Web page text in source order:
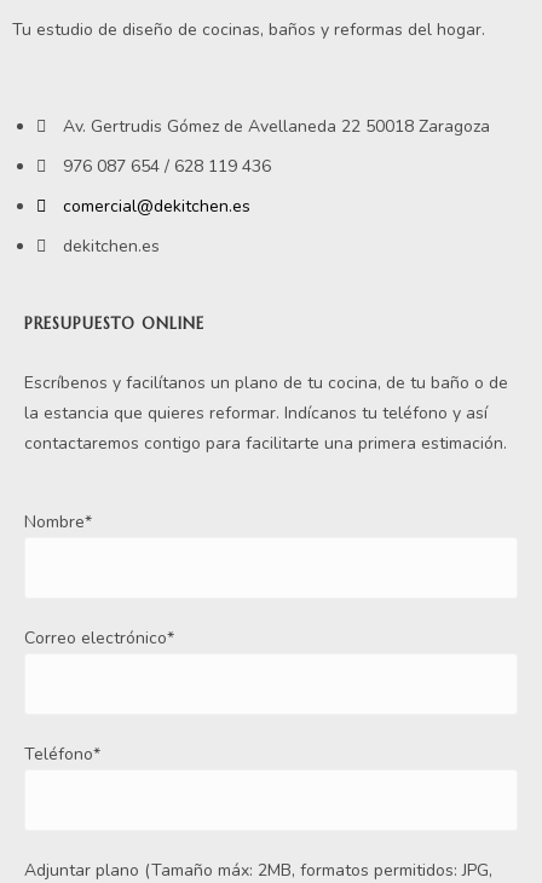
Tu estudio de diseño de cocinas, baños y reformas del hogar.
Av. Gertrudis Gómez de Avellaneda 22 50018 Zaragoza
976 087 654 / 628 119 436
comercial@dekitchen.es
dekitchen.es
PRESUPUESTO ONLINE
Escríbenos y facilítanos un plano de tu cocina, de tu baño o de
la estancia que quieres reformar. Indícanos tu teléfono y así
contactaremos contigo para facilitarte una primera estimación.
Nombre*
Correo electrónico*
Teléfono*
Adjuntar plano (Tamaño máx: 2MB, formatos permitidos: JPG,